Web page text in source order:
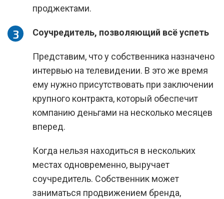
проджектами.
Соучредитель, позволяющий всё успеть
Представим, что у собственника назначено
интервью на телевидении. В это же время
ему нужно присутствовать при заключении
крупного контракта, который обеспечит
компанию деньгами на несколько месяцев
вперед.
Когда нельзя находиться в нескольких
местах одновременно, выручает
соучредитель. Собственник может
заниматься продвижением бренда,